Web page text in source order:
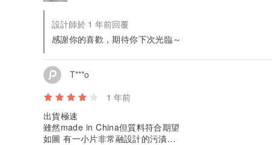
設計師於 1 年前回覆
感謝你的喜歡，期待你下次光臨～
T***o
1 年前
出貨極速
雖然made in China但質料符合期望
如圖 有一小片非常融設計的污漬